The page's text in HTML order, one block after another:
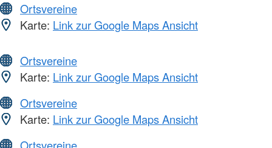
Ortsvereine
Karte: Link zur Google Maps Ansicht
Ortsvereine
Karte: Link zur Google Maps Ansicht
Ortsvereine
Karte: Link zur Google Maps Ansicht